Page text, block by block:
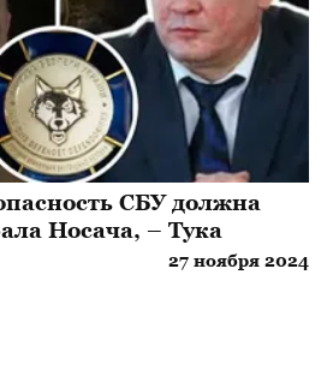
СБУ должна
Носача, – Тука
27 ноября 2024